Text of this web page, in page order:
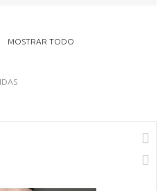
MOSTRAR TODO